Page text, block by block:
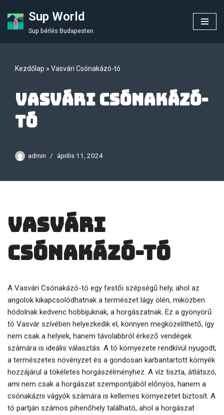
Skip
Sup World
Sup bérlés Budapesten
Kezdőlap » Vasvári Csónakázó-tó
Vasvári Csónakázó-
tó
admin április 11, 2024
Vasvári
Csónakázó-tó
A Vasvári Csónakázó-tó egy festői szépségű hely, ahol az
angolok kikapcsolódhatnak a természet lágy ölén, miközben
hódolnak kedvenc hobbijuknak, a horgászatnak. Ez a gyönyörű
tó Vasvár szívében helyezkedik el, könnyen megközelíthető, így
nem csak a helyiek, hanem távolabbról érkező vendégek
számára is ideális választás. A tó környezete rendkívül nyugodt,
a természetes növényzet és a gondosan karbantartott környék
hozzájárul a tökéletes horgászélményhez. A víz tiszta, átlátszó,
ami nem csak a horgászat szempontjából előnyös, hanem a
csónakázni vágyók számára is kellemes környezetet biztosít. A
tó partján számos pihenőhely található, ahol a horgászat